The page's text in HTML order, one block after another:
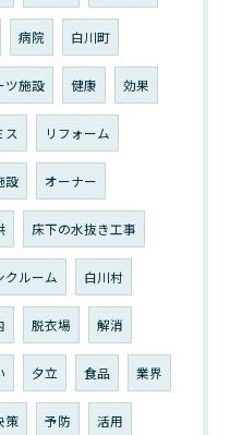
病院 白川町
ツ施設 健康 効果
ス リフォーム
設 オーナー
床下の水抜き工事
クルーム 白川村
脱衣場 解消
夕立 食品 業界
策 予防 活用